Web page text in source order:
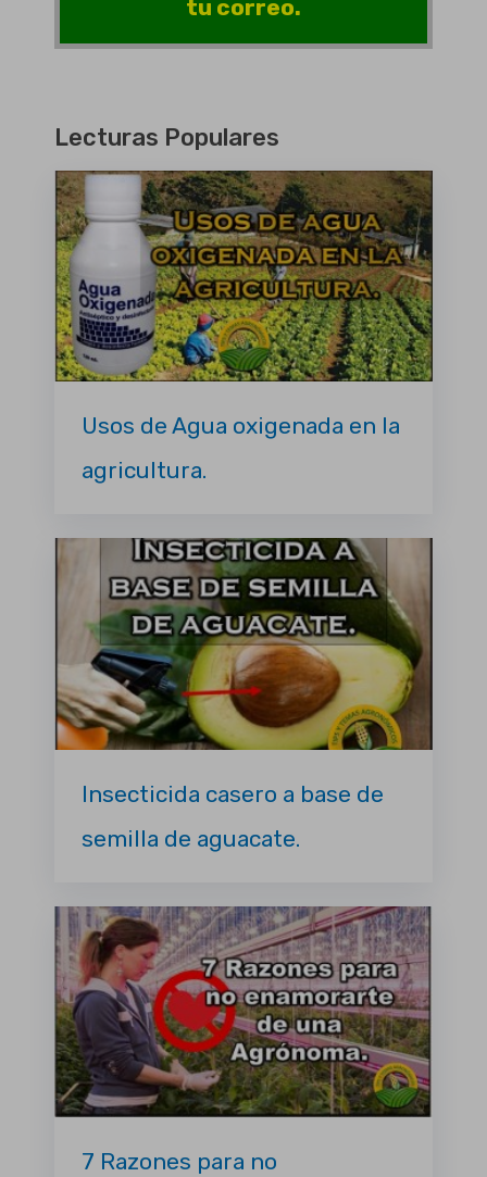
tu correo.
Lecturas Populares
Usos de Agua oxigenada en la
agricultura.
Insecticida casero a base de
semilla de aguacate.
7 Razones para no